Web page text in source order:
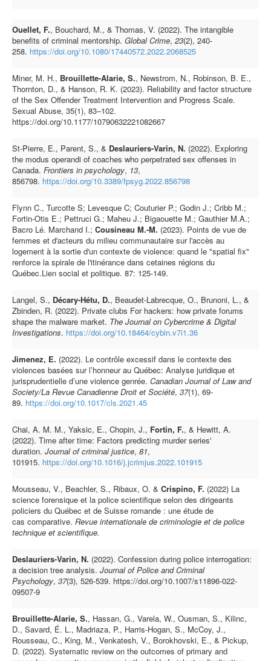
Ouellet, F., Bouchard, M., & Thomas, V. (2022). The intangible
benefits of criminal mentorship. Global Crime, 23(2), 240-
258. https://doi.org/10.1080/17440572.2022.2068525
Miner, M. H., Brouillette-Alarie, S., Newstrom, N., Robinson, B. E.,
Thornton, D., & Hanson, R. K. (2023). Reliability and factor structure
of the Sex Offender Treatment Intervention and Progress Scale.
Sexual Abuse, 35(1), 83–102.
https://doi.org/10.1177/10790632221082667
St-Pierre, E., Parent, S., & Deslauriers-Varin, N. (2022). Exploring
the modus operandi of coaches who perpetrated sex offenses in
Canada. Frontiers in psychology, 13,
856798. https://doi.org/10.3389/fpsyg.2022.856798
Flynn C., Turcotte S; Levesque C; Couturier P.; Godin J.; Cribb M.;
Fortin-Otis E.; Pettruci G.; Maheu J.; Bigaouette M.; Gauthier M.A.;
Bacro Lé. Marchand I.; Cousineau M.-M. (2023). Points de vue de
femmes et d'acteurs du milieu communautaire sur l'accès au
logement à la sortie d'un contexte de violence: quand le "spatial fix"
renforce la spirale de l'itinérance dans cetaines régions du
Québec.Lien social et politique. 87: 125-149.
Langel, S., Décary-Hétu, D., Beaudet-Labrecque, O., Brunoni, L., &
Zbinden, R. (2022). Private clubs For hackers: how private forums
shape the malware market. The Journal on Cybercrime & Digital
Investigations. https://doi.org/10.18464/cybin.v7i1.36
Jimenez, E. (2022). Le contrôle excessif dans le contexte des
violences basées sur l’honneur au Québec: Analyse juridique et
jurisprudentielle d’une violence genrée. Canadian Journal of Law and
Society/La Revue Canadienne Droit et Société, 37(1), 69-
89. https://doi.org/10.1017/cls.2021.45
Chai, A. M. M., Yaksic, E., Chopin, J., Fortin, F., & Hewitt, A.
(2022). Time after time: Factors predicting murder series'
duration. Journal of criminal justice, 81,
101915. https://doi.org/10.1016/j.jcrimjus.2022.101915
Mousseau, V., Beachler, S., Ribaux, O. & Crispino, F. (2022) La
science forensique et la police scientifique selon des dirigeants
policiers du Québec et de Suisse romande : une étude de
cas comparative. Revue internationale de criminologie et de police
technique et scientifique.
Deslauriers-Varin, N. (2022). Confession during police interrogation:
a decision tree analysis. Journal of Police and Criminal
Psychology, 37(3), 526-539. https://doi.org/10.1007/s11896-022-
09507-9
Brouillette-Alarie, S., Hassan, G., Varela, W., Ousman, S., Kilinc,
D., Savard, É. L., Madriaza, P., Harris-Hogan, S., McCoy, J.,
Rousseau, C., King, M., Venkatesh, V., Borokhovski, E., & Pickup,
D. (2022). Systematic review on the outcomes of primary and